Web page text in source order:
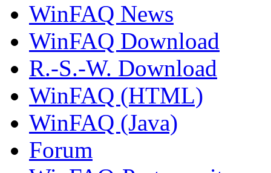
WinFAQ News
WinFAQ Download
R.-S.-W. Download
WinFAQ (HTML)
WinFAQ (Java)
Forum